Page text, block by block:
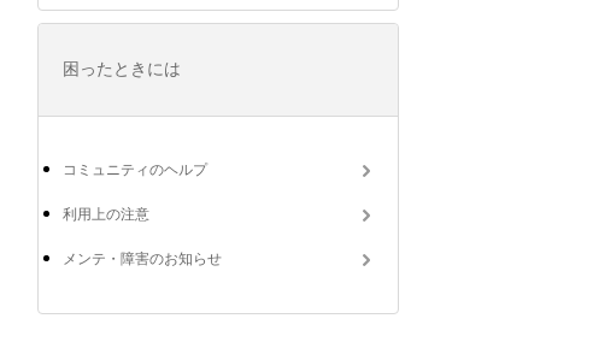
困ったときには
コミュニティのヘルプ
利用上の注意
メンテ・障害のお知らせ